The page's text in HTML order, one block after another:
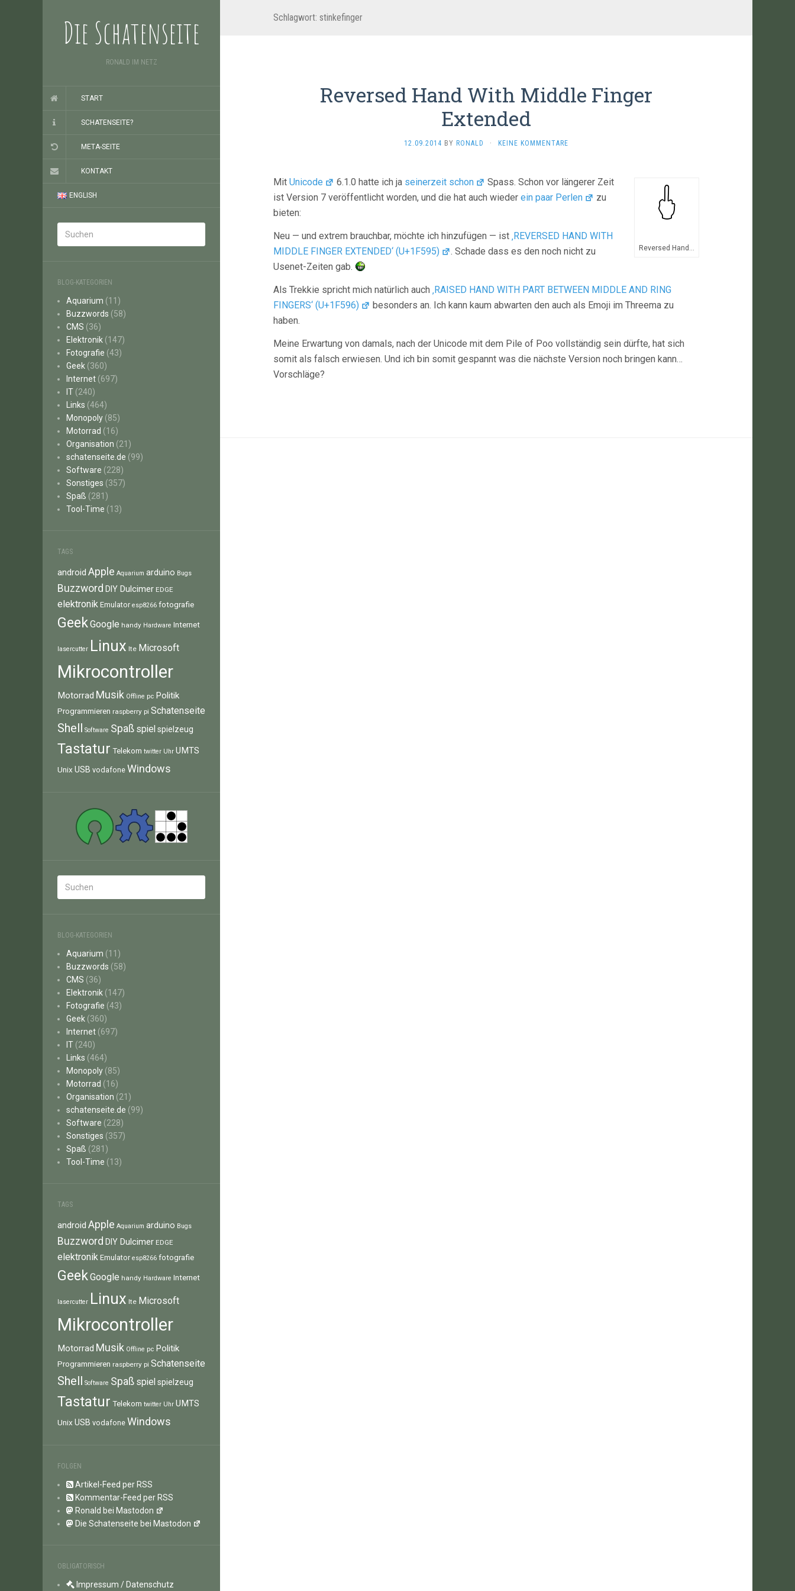
Die Schatenseite
RONALD IM NETZ
START
SCHATENSEITE?
META-SEITE
KONTAKT
ENGLISH
BLOG-KATEGORIEN
Aquarium (11)
Buzzwords (58)
CMS (36)
Elektronik (147)
Fotografie (43)
Geek (360)
Internet (697)
IT (240)
Links (464)
Monopoly (85)
Motorrad (16)
Organisation (21)
schatenseite.de (99)
Software (228)
Sonstiges (357)
Spaß (281)
Tool-Time (13)
TAGS
android Apple Aquarium arduino Bugs
Buzzword DIY Dulcimer EDGE
elektronik Emulator esp8266 fotografie
GeekGoogle handy Hardware Internet
lasercutter Linux lte Microsoft
Mikrocontroller
Motorrad Musik Offline pc Politik
Programmieren raspberry pi Schatenseite
Shell Software Spaß spiel spielzeug
Tastatur Telekom twitter Uhr UMTS
Unix USB vodafone Windows
BLOG-KATEGORIEN
Aquarium (11)
Buzzwords (58)
CMS (36)
Elektronik (147)
Fotografie (43)
Geek (360)
Internet (697)
IT (240)
Links (464)
Monopoly (85)
Motorrad (16)
Organisation (21)
schatenseite.de (99)
Software (228)
Sonstiges (357)
Spaß (281)
Tool-Time (13)
TAGS
android Apple Aquarium arduino Bugs
Buzzword DIY Dulcimer EDGE
elektronik Emulator esp8266 fotografie
GeekGoogle handy Hardware Internet
lasercutter Linux lte Microsoft
Mikrocontroller
Motorrad Musik Offline pc Politik
Programmieren raspberry pi Schatenseite
Shell Software Spaß spiel spielzeug
Tastatur Telekom twitter Uhr UMTS
Unix USB vodafone Windows
FOLGEN
Artikel-Feed per RSS
Kommentar-Feed per RSS
Ronald bei Mastodon
Die Schatenseite bei Mastodon
OBLIGATORISCH
Impressum / Datenschutz
Schlagwort: stinkefinger
Reversed Hand With Middle Finger
Extended
12.09.2014 BY RONALD · KEINE KOMMENTARE
Reversed Hand…
Mit Unicode 6.1.0 hatte ich ja seinerzeit schon
Spass. Schon vor längerer Zeit
ist Version 7 veröffentlicht worden, und die hat auch wieder ein paar Perlen
zu
bieten:
Neu — und extrem brauchbar, möchte ich hinzufügen — ist ‚REVERSED HAND WITH
MIDDLE FINGER EXTENDED‘ (U+1F595)
. Schade dass es den noch nicht zu
Usenet-Zeiten gab.
Als Trekkie spricht mich natürlich auch ‚RAISED HAND WITH PART BETWEEN MIDDLE AND RING
FINGERS‘ (U+1F596)
besonders an. Ich kann kaum abwarten den auch als Emoji im Threema zu
haben.
Meine Erwartung von damals, nach der Unicode mit dem Pile of Poo vollständig sein dürfte, hat sich
somit als falsch erwiesen. Und ich bin somit gespannt was die nächste Version noch bringen kann…
Vorschläge?